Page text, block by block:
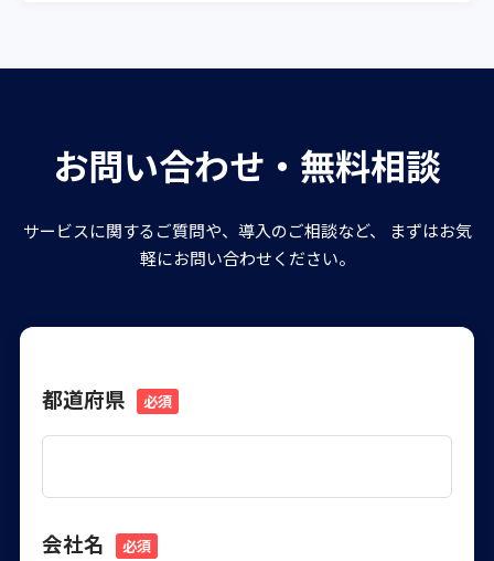
お問い合わせ・無料相談
サービスに関するご質問や、導入のご相談など、
まずはお気
軽にお問い合わせください。
都道府県 必須
会社名 必須